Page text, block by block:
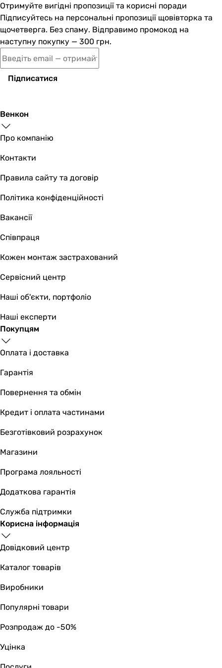
настінний, врізний
настінний, врізний
настінний, врізний
настінний, врізний
Керування
одноважільний
одноважільний
Тип виливу
поворотний, стаціонарний
поворотний, стаціонарний
поворотний, стаціонарний
Форма виливу
L-подібний, Г-подібний
L-подібний, Г-подібний
Перемикач ванна/душ
поворотний
-
Оснащення
аератор, з ручним душем
аератор, з ручним душем, з верхнім душем
аератор, з ручним душем, з верхнім душем
Особливості змішувача
картриджний змішувач
картриджний змішувач
Підключення
до водопроводу
до водопроводу
Розмір картриджа змішувача
35 мм
35 мм
35 мм
Матеріал
нержавіюча сталь
нержавіюча сталь
нержавіюча сталь
Польща
Польща
Польща
Отримуйте вигідні пропозиції та корисні поради
Підписуйтесь на персональні пропозиції щовівторка та
щочетверга. Без спаму. Відправимо промокод на
наступну покупку — 300 грн.
Підписатися
Венкон
Про компанію
Контакти
Правила сайту та договір
Політика конфіденційності
Вакансії
Співпраця
Кожен монтаж застрахований
Сервісний центр
Наші об'єкти, портфоліо
Наші експерти
Покупцям
Оплата і доставка
Гарантія
Повернення та обмін
Кредит і оплата частинами
Безготівковий розрахунок
Магазини
Програма лояльності
Додаткова гарантія
Служба підтримки
Корисна інформація
Довідковий центр
Каталог товарів
Виробники
Популярні товари
Розпродаж до -50%
Уцінка